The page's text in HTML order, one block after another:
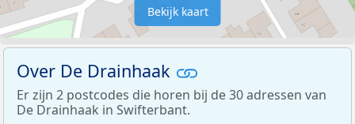
Bekijk kaart
Over De Drainhaak
Er zijn 2 postcodes die horen bij de 30 adressen van
De Drainhaak in Swifterbant.